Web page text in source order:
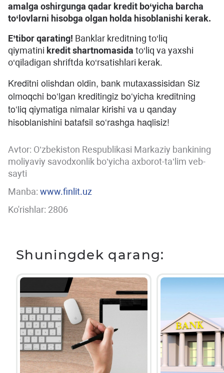
amalga oshirgunga qadar kredit bo‘yicha barcha
to‘lovlarni hisobga olgan holda hisoblanishi kerak.
E’tibor qarating! Banklar kreditning to‘liq
qiymatini kredit shartnomasida to‘liq va yaxshi
o‘qiladigan shriftda ko‘rsatishlari kerak.
Kreditni olishdan oldin, bank mutaxassisidan Siz
olmoqchi bo‘lgan kreditingiz bo‘yicha kreditning
to‘liq qiymatiga nimalar kirishi va u qanday
hisoblanishini batafsil so‘rashga haqlisiz!
Avtor: O’zbekiston Respublikasi Markaziy bankining
moliyaviy savodxonlik bo’yicha axborot-ta’lim veb-
sayti
Manba: www.finlit.uz
Ko'rishlar: 2806
Shuningdek qarang: